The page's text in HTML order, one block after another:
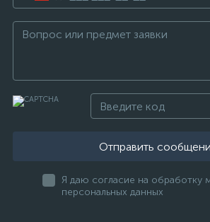
Отправить
Я даю согласие на обработку
персональных данных